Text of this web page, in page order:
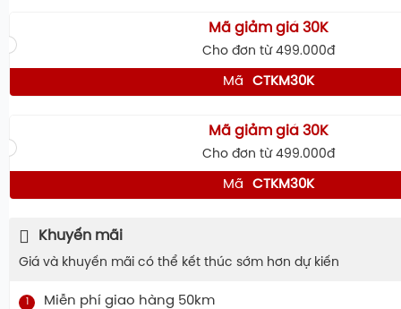
Mã giảm giá 30K
Cho đơn từ 499.000đ
Mã CTKM30K
Mã giảm giá 30K
Cho đơn từ 499.000đ
Mã CTKM30K
Khuyến mãi
Giá và khuyến mãi có thể kết thúc sớm hơn dự kiến
Miễn phí giao hàng 50km